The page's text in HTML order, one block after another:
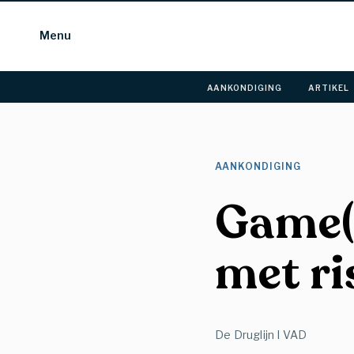
Menu
AANKONDIGING ARTIKEL
AANKONDIGING
met
De Druglijn I VAD